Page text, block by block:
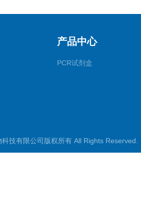
产品中心
PCR试剂盒
科技有限公司版权所有 All Rights